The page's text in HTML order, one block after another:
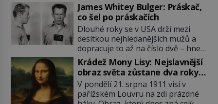
James Whitey Bulger: Práskač,
co šel po práskačích
Dlouhé roky se v USA drží mezi
desítkou nejhledanějších mužů a
dopracuje to až na číslo dvě – hned
po Usámovi bin Ládinovi (1957–
2011). To je James „Whitey“ Bulger
(1929–2018) viněný ze spoluúčasti
na 19 vraždách, vydírání a lichvy. A
samozřejmě, krom toho je ještě
Krádež Mony Lisy: Nejslavnější
obraz světa zůstane dva roky
nezvěstný
V pondělí 21. srpna 1911 visí v
pařížském Louvru na zdi prázdné